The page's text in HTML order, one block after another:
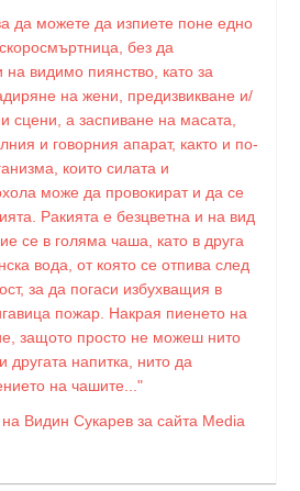
да можете да изпиете поне едно
без да
на видимо пиянство, като за
на жени, предизвикване и/
сцени, а заспиване на масата,
и говорния апарат, както и по-
които силата и
може да провокират и да се
Ракията е безцветна и на вид
се в голяма чаша, като в друга
вода, от която се отпива след
за да погаси избухващия в
пожар. Накрая пиенето на
защото просто не можеш нито
другата напитка, нито да
на чашите..."
Видин Сукарев за сайта Media